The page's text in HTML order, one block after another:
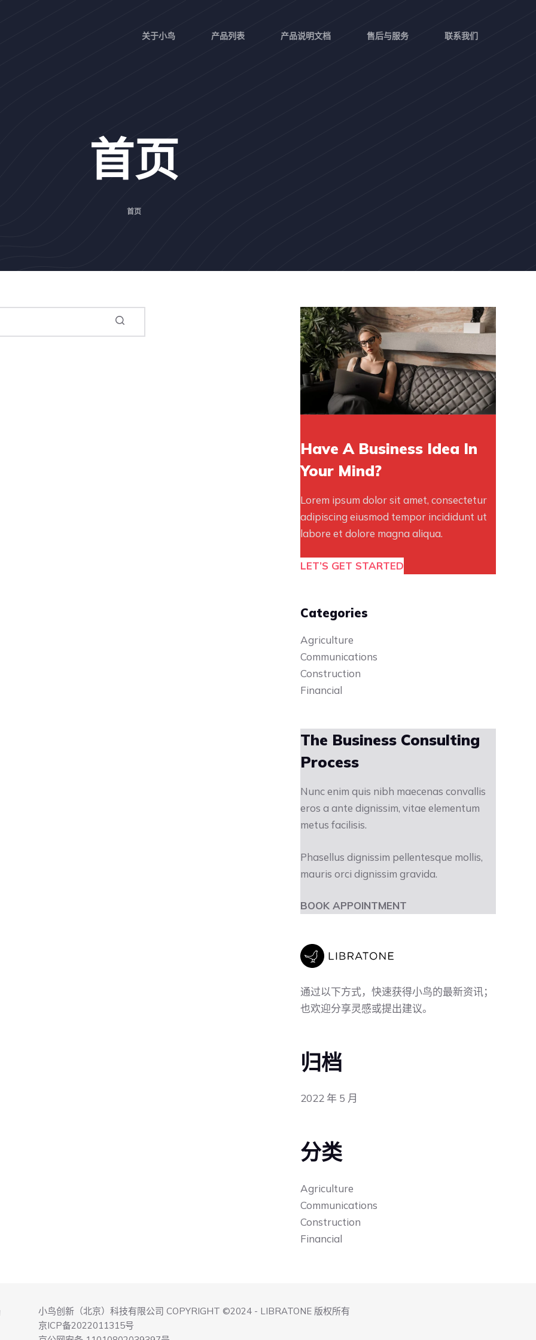
关于小鸟 产品列表 产品说明文档 售后与服务 联系我们
首页
首页
Have A Business Idea In
Your Mind?
Lorem ipsum dolor sit amet, consectetur
adipiscing eiusmod tempor incididunt ut
labore et dolore magna aliqua.
LET’S GET STARTED
Categories
Agriculture
Communications
Construction
Financial
The Business Consulting
Process
Nunc enim quis nibh maecenas convallis
eros a ante dignissim, vitae elementum
metus facilisis.
Phasellus dignissim pellentesque mollis,
mauris orci dignissim gravida.
BOOK APPOINTMENT
通过以下方式，快速获得小鸟的最新资讯；
也欢迎分享灵感或提出建议。
归档
2022 年 5 月
分类
Agriculture
Communications
Construction
Financial
小鸟创新（北京）科技有限公司 COPYRIGHT ©2024 - LIBRATONE 版权所有
京ICP备2022011315号